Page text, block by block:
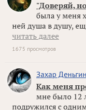
"Доверяй,
была у меня
ней душа в душу,
читать далее
1675 просмотров
Захар Деньгин
Как меня
мне было 12
подружился с